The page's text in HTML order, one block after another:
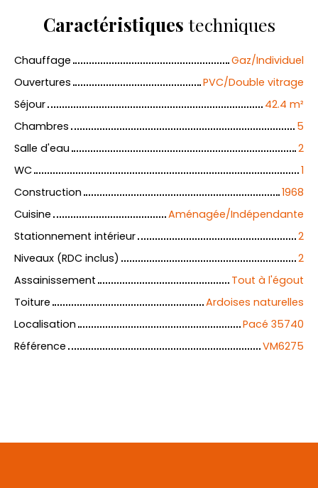
Caractéristiques techniques
Chauffage
Gaz/Individuel
Ouvertures
PVC/Double vitrage
Séjour
42.4 m²
Chambres
5
Salle d'eau
2
WC
1
Construction
1968
Cuisine
Aménagée/Indépendante
Stationnement intérieur
2
Niveaux (RDC inclus)
2
Assainissement
Tout à l'égout
Toiture
Ardoises naturelles
Localisation
Pacé 35740
Référence
VM6275